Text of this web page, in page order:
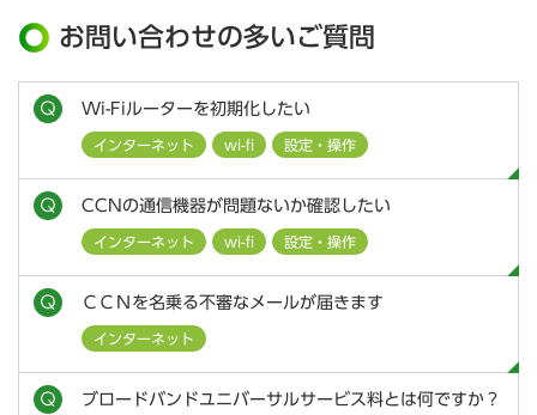
お問い合わせの多いご質問
Wi-Fiルーターを初期化したい
インターネット wi-fi 設定・操作
CCNの通信機器が問題ないか確認したい
インターネット wi-fi 設定・操作
ＣＣＮを名乗る不審なメールが届きます
インターネット
ブロードバンドユニバーサルサービス料とは何ですか？